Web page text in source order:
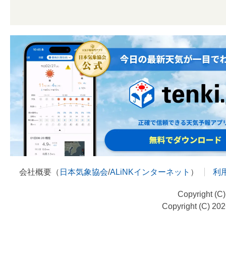
会社概要（ 日本気象協会/ALiNKインターネット ） 利
Copyright
Copyright (C)